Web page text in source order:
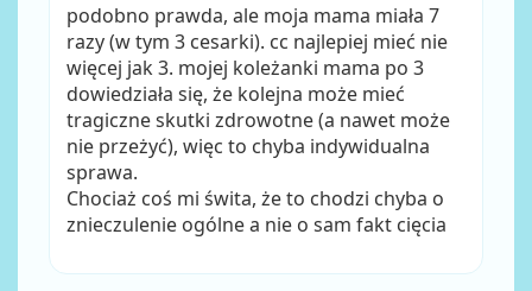
podobno prawda, ale moja mama miała 7
razy (w tym 3 cesarki). cc najlepiej mieć nie
więcej jak 3. mojej koleżanki mama po 3
dowiedziała się, że kolejna może mieć
tragiczne skutki zdrowotne (a nawet może
nie przeżyć), więc to chyba indywidualna
sprawa.
Chociaż coś mi świta, że to chodzi chyba o
znieczulenie ogólne a nie o sam fakt cięcia